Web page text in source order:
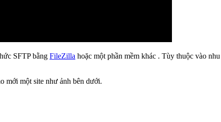
SFTP bằng FileZilla hoặc một phần mềm khác . Tùy thuộc vào
mới một site như ảnh bên dưới.